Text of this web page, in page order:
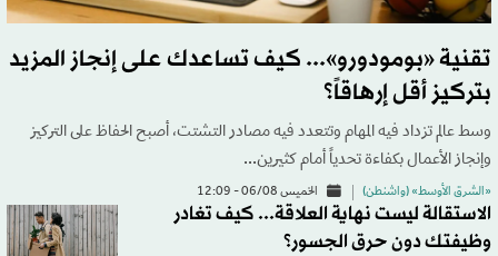
تقنية «بومودورو»... كيف تساعدك على إنجاز المزيد
بتركيز أقل إرهاقاً؟
وسط عالم تزداد فيه المهام وتتعدد فيه مصادر التشتت، أصبح الحفاظ على التركيز
وإنجاز الأعمال بكفاءة تحدياً أمام كثيرين...
«الشرق الأوسط» (واشنطن) الخميس 06/08 - 12:09
الاستقالة ليست نهاية العلاقة... كيف تغادر
وظيفتك دون حرق الجسور؟